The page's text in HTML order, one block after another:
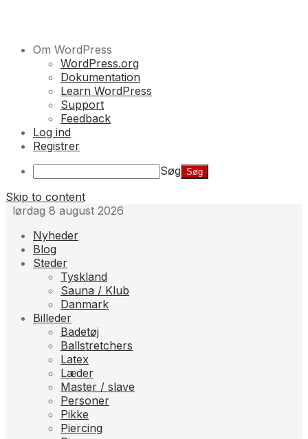
Om WordPress
WordPress.org
Dokumentation
Learn WordPress
Support
Feedback
Log ind
Registrer
Søg
Skip to content
lørdag 8 august 2026
Nyheder
Blog
Steder
Tyskland
Sauna / Klub
Danmark
Billeder
Badetøj
Ballstretchers
Latex
Læder
Master / slave
Personer
Pikke
Piercing